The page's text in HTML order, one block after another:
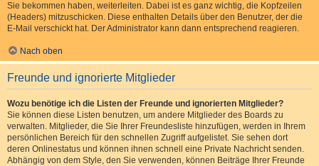
Sie bekommen haben, weiterleiten. Dabei ist es ganz wichtig, die Kopfzeilen
(Headers) mitzuschicken. Diese enthalten Details über den Benutzer, der die
E-Mail verschickt hat. Der Administrator kann dann entsprechend reagieren.
Nach oben
Freunde und ignorierte Mitglieder
Wozu benötige ich die Listen der Freunde und ignorierten Mitglieder?
Sie können diese Listen benutzen, um andere Mitglieder des Boards zu
verwalten. Mitglieder, die Sie Ihrer Freundesliste hinzufügen, werden in Ihrem
persönlichen Bereich für den schnellen Zugriff aufgelistet. Sie sehen dort
deren Onlinestatus und können ihnen schnell eine Private Nachricht senden.
Abhängig von dem Style, den Sie verwenden, können Beiträge Ihrer Freunde